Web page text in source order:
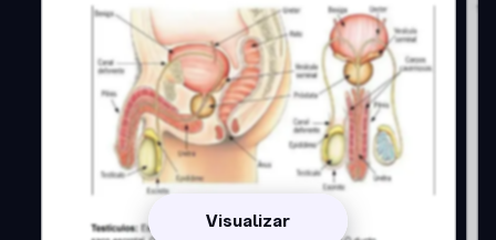
Visualizar